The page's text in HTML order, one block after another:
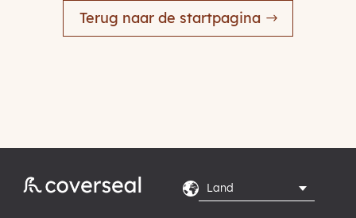
Terug naar de startpagina